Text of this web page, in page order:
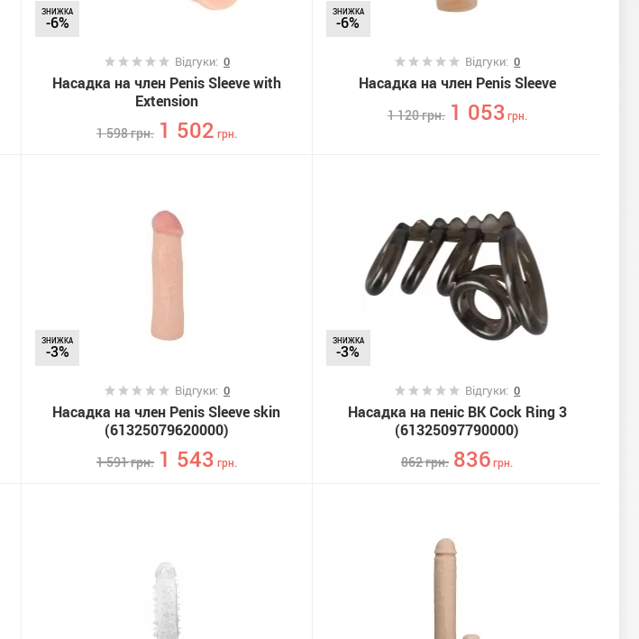
ЗНИЖКА
-6%
Відгуки: 0
Насадка на член Penis Sleeve with
Extension
1 598грн. 1 502 грн.
ЗНИЖКА
-6%
Відгуки:0
Насадка на член Penis Sleeve
1 120грн. 1 053грн.
ЗНИЖКА
-3%
Відгуки: 0
Насадка на член Penis Sleeve skin
(61325079620000)
1 591грн. 1 543 грн.
ЗНИЖКА
-3%
Відгуки:0
Насадка на пеніс BK Cock Ring 3
(61325097790000)
862грн. 836 грн.